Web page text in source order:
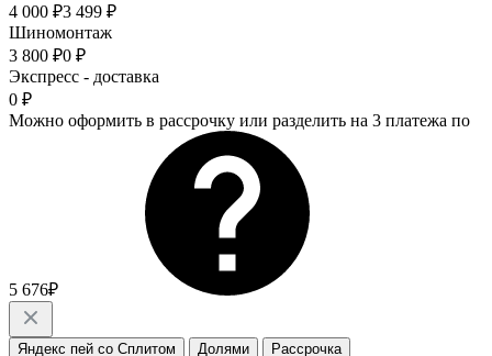
4 000 ₽3 499 ₽
Шиномонтаж
3 800 ₽0 ₽
Экспресс - доставка
0 ₽
Можно оформить в рассрочку или разделить на 3 платежа по
5 676₽
Яндекс пей со Сплитом Долями Рассрочка